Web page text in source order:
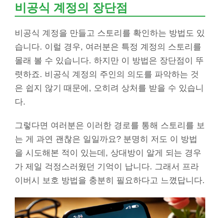
비공식 계정의 장단점
비공식 계정을 만들고 스토리를 확인하는 방법도 있
습니다. 이럴 경우, 여러분은 특정 계정의 스토리를
몰래 볼 수 있습니다. 하지만 이 방법은 장단점이 뚜
렷하죠. 비공식 계정의 주인의 의도를 파악하는 것
은 쉽지 않기 때문에, 오히려 상처를 받을 수 있습니
다.
그렇다면 여러분은 이러한 경로를 통해 스토리를 보
는 게 과연 괜찮은 일일까요? 분명히 저도 이 방법
을 시도해본 적이 있는데, 상대방이 알게 되는 경우
가 제일 걱정스러웠던 기억이 납니다. 그래서 프라
이버시 보호 방법을 충분히 필요하다고 느꼈답니다.